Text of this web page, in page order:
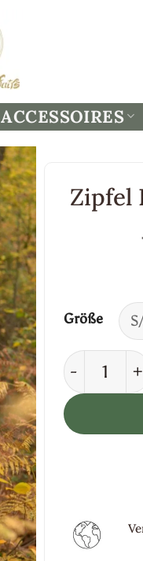
ACCESSOIRES
Zipfel
Größe
Zipfel Kleid